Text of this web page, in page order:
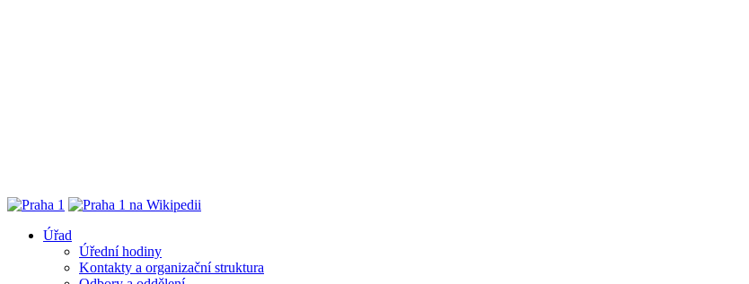
Úřad
Úřední hodiny
Kontakty a organizační struktura